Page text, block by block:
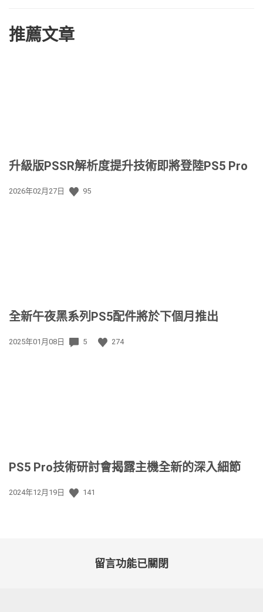
推薦文章
升級版PSSR解析度提升技術即將登陸PS5 Pro
發
2026年02月27日 95
全新午夜黑系列PS5配件將於下個月推出
發
2025年01月08日 5 274
PS5 Pro技術研討會揭露主機全新的深入細節
發
2024年12月19日 141
留言功能已關閉